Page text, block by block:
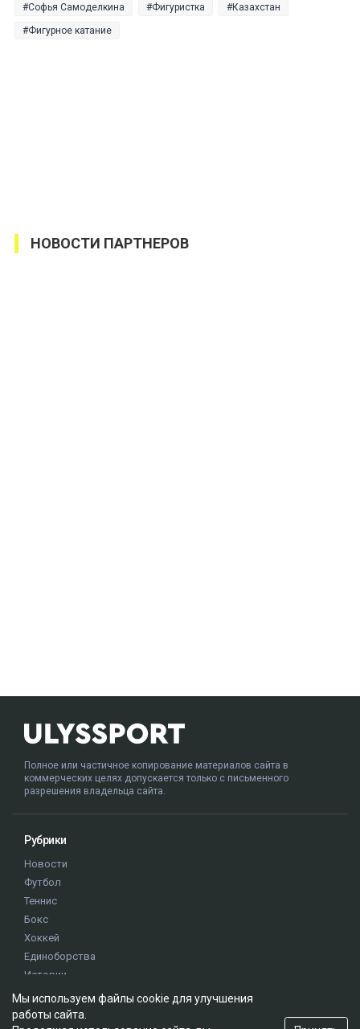
Софья Самоделкина Фигуристка Казахстан
Фигурное катание
НОВОСТИ ПАРТНЕРОВ
Полное или частичное копирование материалов сайта в
коммерческих целях допускается только с письменного
разрешения владельца сайта.
Рубрики
Новости
Футбол
Теннис
Бокс
Хоккей
Единоборства
Истории
Мы используем файлы cookie для улучшения
работы сайта.